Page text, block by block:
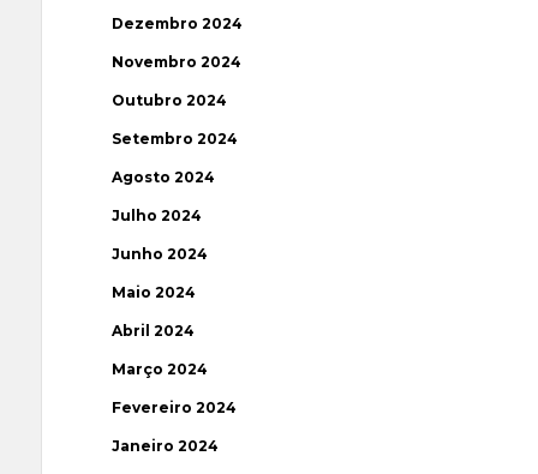
Dezembro 2024
Novembro 2024
Outubro 2024
Setembro 2024
Agosto 2024
Julho 2024
Junho 2024
Maio 2024
Abril 2024
Março 2024
Fevereiro 2024
Janeiro 2024